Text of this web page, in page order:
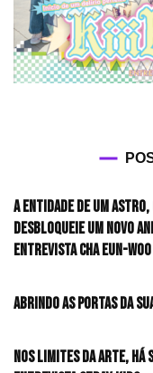
A entidade de um
desbloqueie um novo
Entrevista CHA EUN-WOO
Abrindo as portas da
Nos limites da arte, há